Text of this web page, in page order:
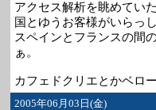
アクセス解析を眺めてい
国とゆうお客様がいらっ
スペインとフランスの間
ぁ。
カフェドクリエとかベロ
2005年06月03日(金)